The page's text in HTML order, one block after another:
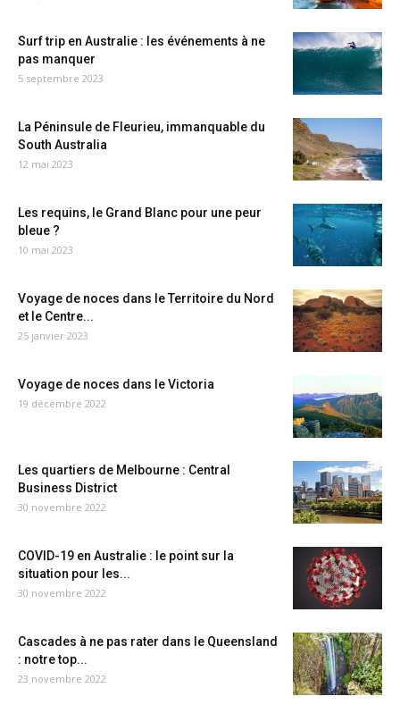
Surf trip en Australie : les événements à ne
pas manquer
5 septembre 2023
La Péninsule de Fleurieu, immanquable du
South Australia
12 mai 2023
Les requins, le Grand Blanc pour une peur
bleue ?
10 mai 2023
Voyage de noces dans le Territoire du Nord
et le Centre...
25 janvier 2023
Voyage de noces dans le Victoria
19 décembre 2022
Les quartiers de Melbourne : Central
Business District
30 novembre 2022
COVID-19 en Australie : le point sur la
situation pour les...
30 novembre 2022
Cascades à ne pas rater dans le Queensland
: notre top...
23 novembre 2022